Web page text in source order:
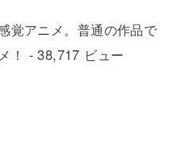
アニメ。普通の作品で
！ - 38,717 ビュー